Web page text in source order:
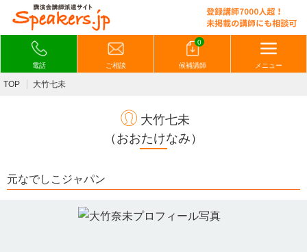
電話 ご相談
0
候補講師 メニュー
TOP 大竹七未
大竹七未
（おおたけなみ）
元なでしこジャパン